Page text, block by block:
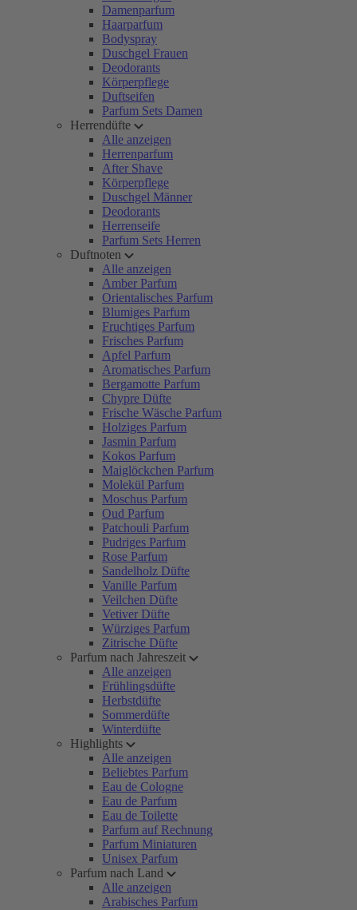
Damenparfum
Haarparfum
Bodyspray
Duschgel Frauen
Deodorants
Körperpflege
Duftseifen
Parfum Sets Damen
Herrendüfte
Alle anzeigen
Herrenparfum
After Shave
Körperpflege
Duschgel Männer
Deodorants
Herrenseife
Parfum Sets Herren
Duftnoten
Alle anzeigen
Amber Parfum
Orientalisches Parfum
Blumiges Parfum
Fruchtiges Parfum
Frisches Parfum
Apfel Parfum
Aromatisches Parfum
Bergamotte Parfum
Chypre Düfte
Frische Wäsche Parfum
Holziges Parfum
Jasmin Parfum
Kokos Parfum
Maiglöckchen Parfum
Molekül Parfum
Moschus Parfum
Oud Parfum
Patchouli Parfum
Pudriges Parfum
Rose Parfum
Sandelholz Düfte
Vanille Parfum
Veilchen Düfte
Vetiver Düfte
Würziges Parfum
Zitrische Düfte
Parfum nach Jahreszeit
Alle anzeigen
Frühlingsdüfte
Herbstdüfte
Sommerdüfte
Winterdüfte
Highlights
Alle anzeigen
Beliebtes Parfum
Eau de Cologne
Eau de Parfum
Eau de Toilette
Parfum auf Rechnung
Parfum Miniaturen
Unisex Parfum
Parfum nach Land
Alle anzeigen
Arabisches Parfum